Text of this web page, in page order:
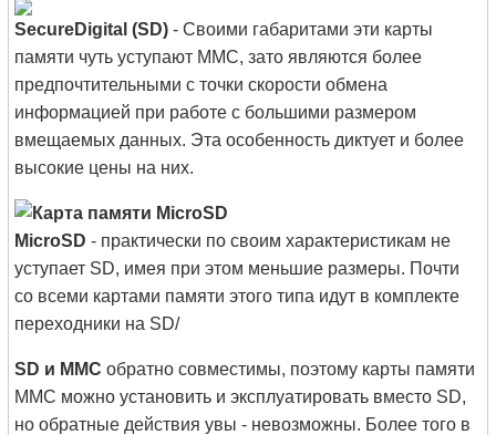
SecureDigital (SD)- Своими габаритами эти карты
памяти чуть уступают ММС, зато являются более
предпочтительными с точки скорости обмена
информацией при работе с большими размером
вмещаемых данных. Эта особенность диктует и более
высокие цены на них.
MicroSD- практически по своим характеристикам не
уступает SD, имея при этом меньшие размеры. Почти
со всеми картами памяти этого типа идут в комплекте
переходники на SD/
SD и MMCобратно совместимы, поэтому карты памяти
MMC можно установить и эксплуатировать вместо SD,
но обратные действия увы - невозможны. Более того в